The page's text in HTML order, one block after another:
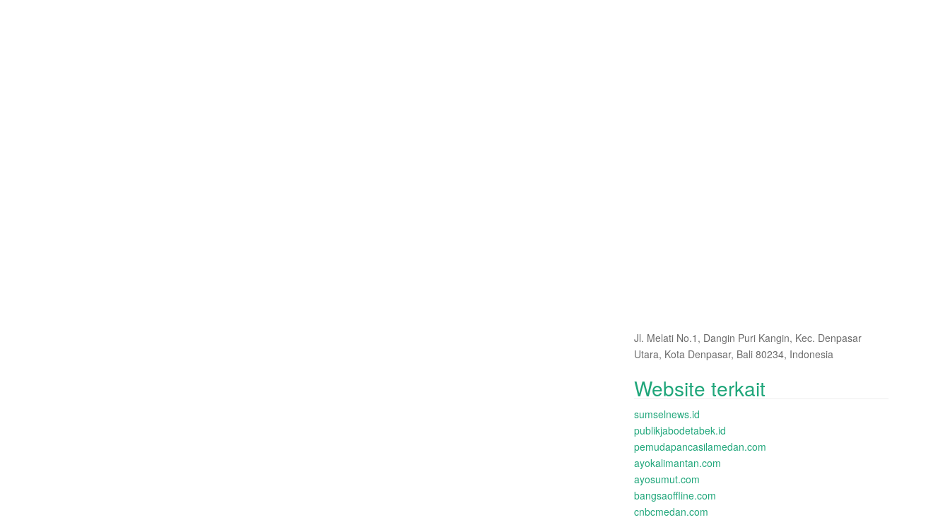
Jl. Melati No.1, Dangin Puri Kangin, Kec. Denpasar
Utara, Kota Denpasar, Bali 80234, Indonesia
Website terkait
sumselnews.id
publikjabodetabek.id
pemudapancasilamedan.com
ayokalimantan.com
ayosumut.com
bangsaoffline.com
cnbcmedan.com